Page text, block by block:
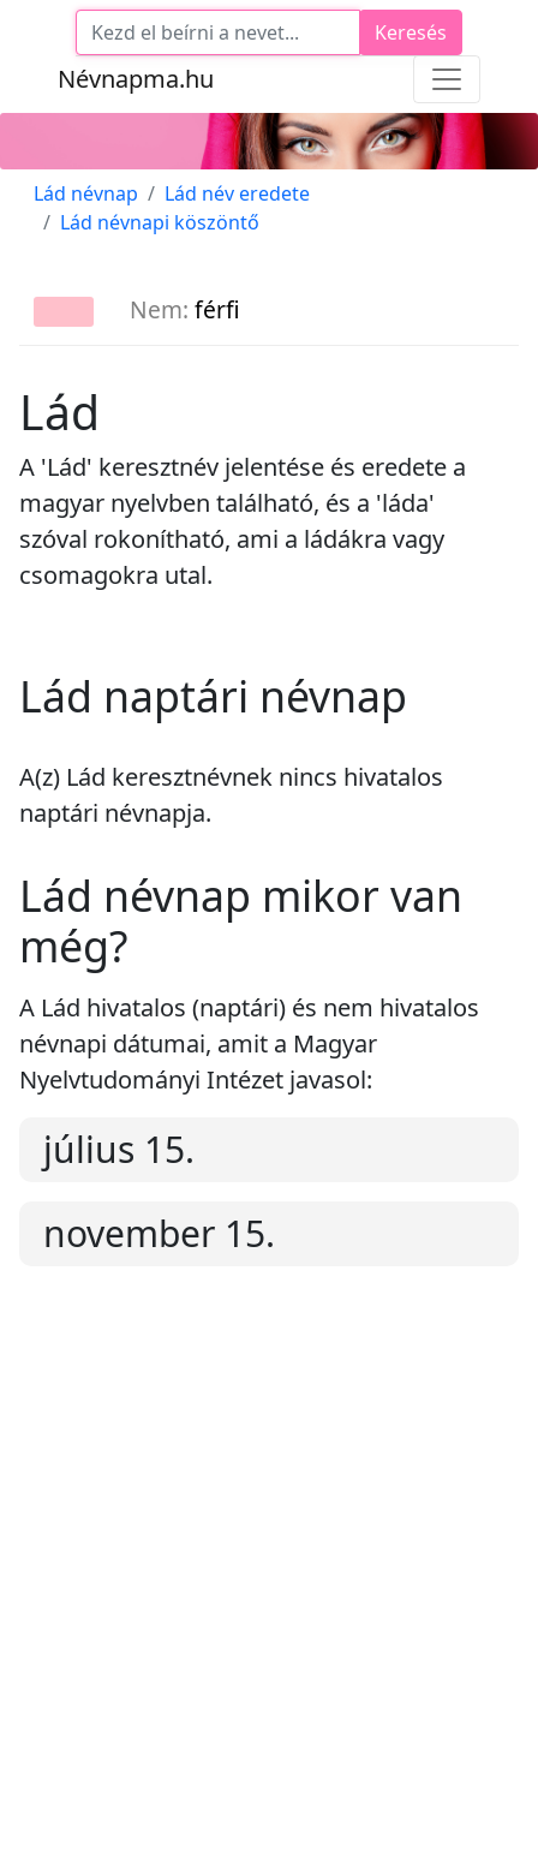
Névnapma.hu
Keresés
Lád névnap
Lád név eredete
Lád névnapi köszöntő
Nem: férfi
Lád
A 'Lád' keresztnév jelentése és eredete a
magyar nyelvben található, és a 'láda'
szóval rokonítható, ami a ládákra vagy
csomagokra utal.
Lád naptári névnap
A(z) Lád keresztnévnek nincs hivatalos
naptári névnapja.
Lád névnap mikor van
még?
A Lád hivatalos (naptári) és nem hivatalos
névnapi dátumai, amit a Magyar
Nyelvtudományi Intézet javasol:
július 15.
november 15.